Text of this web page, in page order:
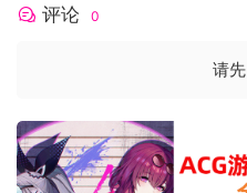
评论 0
请先